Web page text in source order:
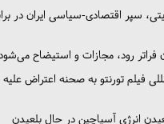
سپر اقتصادی-سیاسی ایران در
فراتر رود، مجازات و استیضاح
فیلم تورنتو به صحنه اعتراض علیه
انرژی آسیاچین در حال بلعیدن